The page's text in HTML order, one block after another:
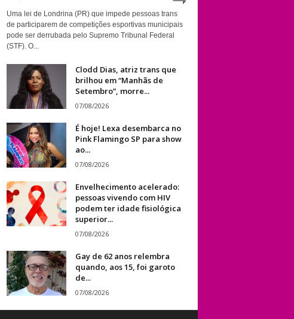
Uma lei de Londrina (PR) que impede pessoas trans
de participarem de competições esportivas municipais
pode ser derrubada pelo Supremo Tribunal Federal
(STF). O...
Clodd Dias, atriz trans que
brilhou em “Manhãs de
Setembro”, morre...
07/08/2026
É hoje! Lexa desembarca no
Pink Flamingo SP para show
ao...
07/08/2026
Envelhecimento acelerado:
pessoas vivendo com HIV
podem ter idade fisiológica
superior...
07/08/2026
Gay de 62 anos relembra
quando, aos 15, foi garoto
de...
07/08/2026